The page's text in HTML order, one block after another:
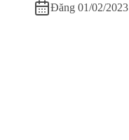
Đăng 01/02/2023